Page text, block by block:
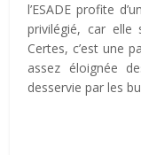
l’ESADE profite
privilégié, car
Certes, c’est une
assez éloignée
desservie par les